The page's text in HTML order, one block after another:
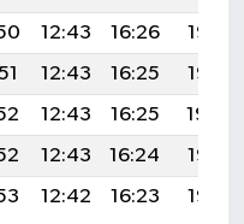
12:43 16:26
19:27
12:43 16:25
19:26
12:43 16:25
19:24
12:43 16:24
19:23
12:42 16:23 19:22